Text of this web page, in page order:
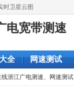
时卫星云图
电宽带测速
全 网速测试
线浙江广电测速、网速测试